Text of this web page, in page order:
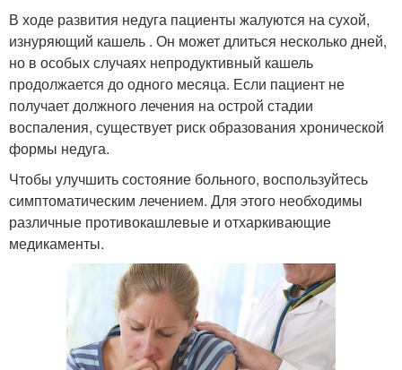
В ходе развития недуга пациенты жалуются на сухой,
изнуряющий кашель . Он может длиться несколько дней,
но в особых случаях непродуктивный кашель
продолжается до одного месяца. Если пациент не
получает должного лечения на острой стадии
воспаления, существует риск образования хронической
формы недуга.
Чтобы улучшить состояние больного, воспользуйтесь
симптоматическим лечением. Для этого необходимы
различные противокашлевые и отхаркивающие
медикаменты.